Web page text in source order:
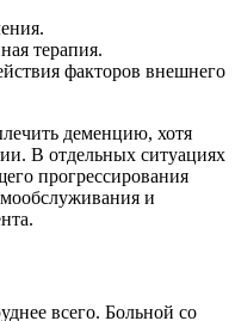
терапия.
факторов внешнего
деменцию, хотя
В отдельных ситуациях
прогрессирования
и
всего. Больной со